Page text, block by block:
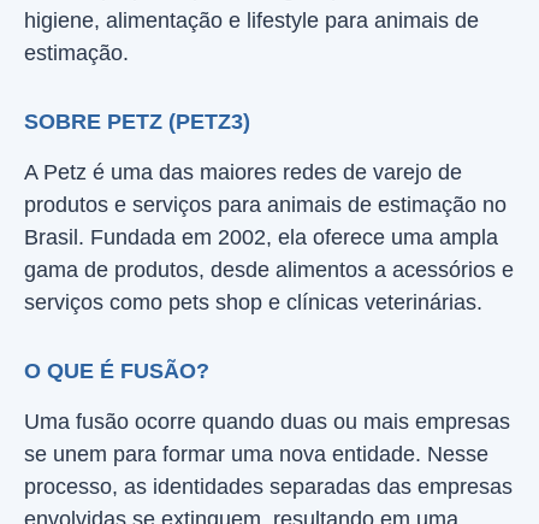
higiene, alimentação e lifestyle para animais de
estimação.
SOBRE PETZ (PETZ3)
A Petz é uma das maiores redes de varejo de
produtos e serviços para animais de estimação no
Brasil. Fundada em 2002, ela oferece uma ampla
gama de produtos, desde alimentos a acessórios e
serviços como pets shop e clínicas veterinárias.
O QUE É FUSÃO?
Uma fusão ocorre quando duas ou mais empresas
se unem para formar uma nova entidade. Nesse
processo, as identidades separadas das empresas
envolvidas se extinguem, resultando em uma